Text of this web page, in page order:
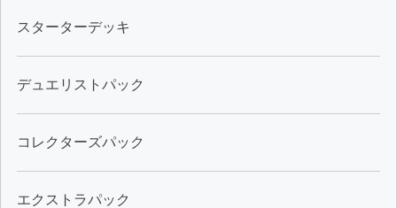
スターターデッキ
デュエリストパック
コレクターズパック
エクストラパック